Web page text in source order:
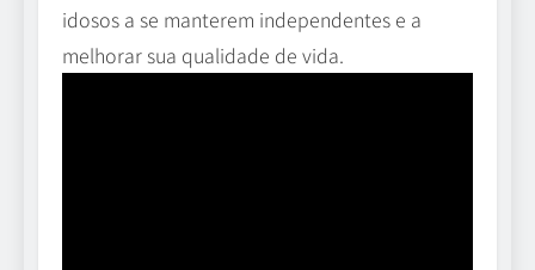
idosos a se manterem independentes e a
melhorar sua qualidade de vida.